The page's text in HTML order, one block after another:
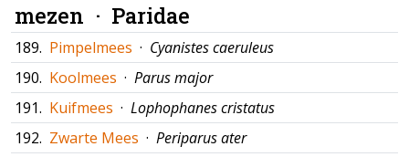
mezen · Paridae
189. Pimpelmees · Cyanistes caeruleus
190. Koolmees · Parus major
191. Kuifmees · Lophophanes cristatus
192. Zwarte Mees · Periparus ater